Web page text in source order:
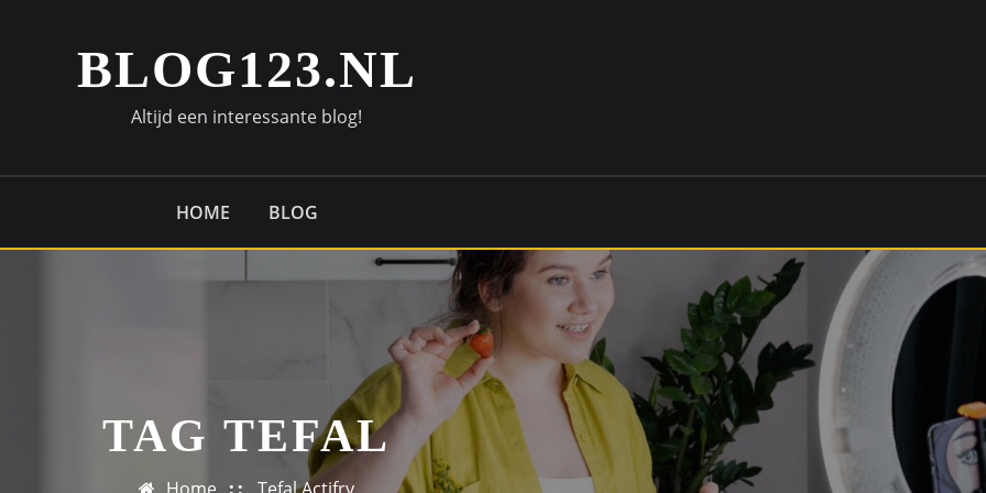
BLOG123.NL
Altijd een interessante blog!
HOME BLOG
TAG TEFAL